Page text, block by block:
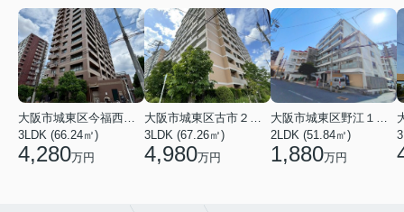
大阪市城東区今福西６丁目
3LDK (66.24㎡)
4,280万円
大阪市城東区古市２丁目
3LDK (67.26㎡)
4,980万円
大阪市城東区野江１丁目
2LDK (51.84㎡)
1,880万円